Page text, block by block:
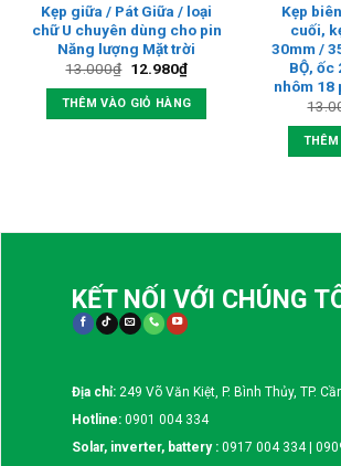
Kẹp giữa / Pát Giữa / loại
chữ U chuyên dùng cho pin
Năng lượng Mặt trời
13.000₫ Giá
là:
13.000₫.
12.980₫Giá
hiện
tại
là:
12.980₫.
THÊM VÀO GIỎ HÀNG
Kẹp
cuối,
30mm /
BỘ, ốc
nhôm 18
THÊM
KẾT NỐI VỚI CHÚNG
Địa chỉ: 249 Võ Văn Kiệt, P. Bình Thủy, TP.
Hotline: 0901 004 334
Solar, inverter, battery : 0917 004 334 |